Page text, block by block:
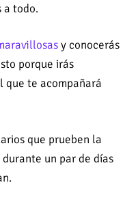
a todo.
y conocerás
porque irás
que te acompañará
que prueben la
un par de días